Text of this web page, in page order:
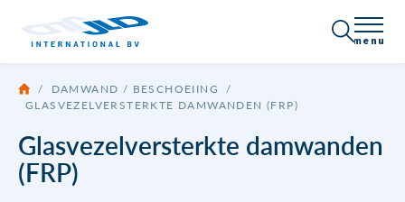
Over JLD
Certificering
Producten
menu
/ DAMWAND / BESCHOEIING /
GLASVEZELVERSTERKTE DAMWANDEN (FRP)
Glasvezelversterkte damwanden
(FRP)